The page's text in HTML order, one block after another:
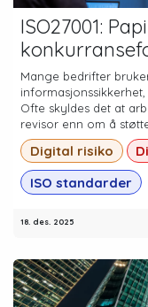
ISO27001:
Mange bedrifter
Ofte skyldes det at
revisor enn om å støtte
Digital risiko
ISO standarder
18. des. 2025